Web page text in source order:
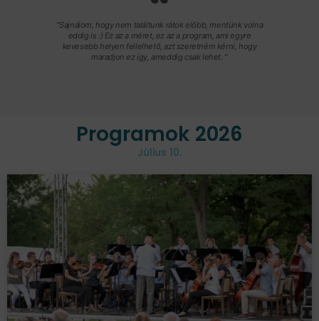
"Sajnálom, hogy nem találtunk rátok előbb, mentünk volna
eddig is :) Ez az a méret, ez az a program, ami egyre
kevesebb helyen fellelhető, azt szeretném kérni, hogy
maradjon ez így, ameddig csak lehet. "
Programok 2026
Július 10.